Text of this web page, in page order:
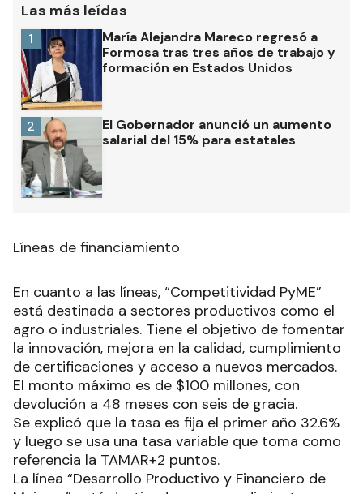
Las más leídas
María Alejandra Mareco regresó a
Formosa tras tres años de trabajo y
formación en Estados Unidos
1
El Gobernador anunció un aumento
salarial del 15% para estatales
2
Líneas de financiamiento
En cuanto a las líneas, “Competitividad PyME”
está destinada a sectores productivos como el
agro o industriales. Tiene el objetivo de fomentar
la innovación, mejora en la calidad, cumplimiento
de certificaciones y acceso a nuevos mercados.
El monto máximo es de $100 millones, con
devolución a 48 meses con seis de gracia.
Se explicó que la tasa es fija el primer año 32.6%
y luego se usa una tasa variable que toma como
referencia la TAMAR+2 puntos.
La línea “Desarrollo Productivo y Financiero de